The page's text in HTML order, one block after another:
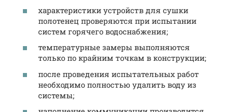
характеристики устройств для сушки
полотенец проверяются при испытании
систем горячего водоснабжения;
температурные замеры выполняются
только по крайним точкам в конструкции;
после проведения испытательных работ
необходимо полностью удалить воду из
системы;